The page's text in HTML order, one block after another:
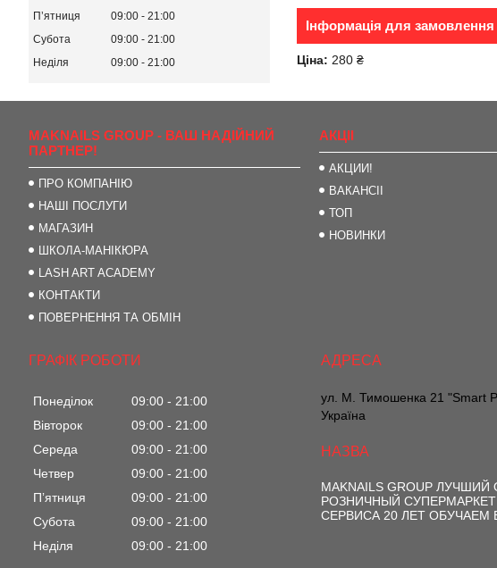
Інформація для замовлення
Ціна: 280 ₴
Пʼятниця
09:00
21:00
Субота
09:00
21:00
Неділя
09:00 21:00
MAKNAILS GROUP - ВАШ НАДІЙНИЙ
ПАРТНЕР!
ПРО КОМПАНІЮ
НАШІ ПОСЛУГИ
МАГАЗИН
ШКОЛА-МАНІКЮРА
LASH ART ACADEMY
КОНТАКТИ
ПОВЕРНЕННЯ ТА ОБМІН
АКЦІІ
АКЦИИ!
ВАКАНСІІ
ТОП
НОВИНКИ
ГРАФІК РОБОТИ
Понеділок 09:00
21:00
Вівторок
09:00
21:00
Середа
09:00
21:00
Четвер
09:00
21:00
Пʼятниця
09:00
21:00
Субота
09:00
21:00
Неділя
09:00 21:00
ул. М. Тимошенка 21 "Smart
Україна
MAKNAILS GROUP
РОЗНИЧНЫЙ
СЕРВИСА 20 ЛЕТ ОБУЧАЕМ